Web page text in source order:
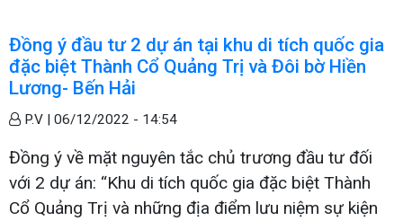
Đồng ý đầu tư 2 dự án tại khu di tích quốc gia
đặc biệt Thành Cổ Quảng Trị và Đôi bờ Hiền
Lương- Bến Hải
P.V | 06/12/2022 - 14:54
Đồng ý về mặt nguyên tắc chủ trương đầu tư đối
với 2 dự án: “Khu di tích quốc gia đặc biệt Thành
Cổ Quảng Trị và những địa điểm lưu niệm sự kiện